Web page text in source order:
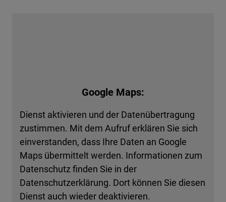
Google Maps:
Dienst aktivieren und der Datenübertragung
zustimmen. Mit dem Aufruf erklären Sie sich
einverstanden, dass Ihre Daten an Google
Maps übermittelt werden. Informationen zum
Datenschutz finden Sie in der
Datenschutzerklärung. Dort können Sie diesen
Dienst auch wieder deaktivieren.